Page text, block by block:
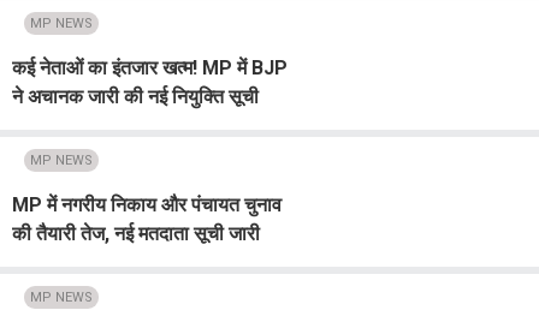
MP NEWS
कई नेताओं का इंतजार खत्म! MP में BJP
ने अचानक जारी की नई नियुक्ति सूची
MP NEWS
MP में नगरीय निकाय और पंचायत चुनाव
की तैयारी तेज, नई मतदाता सूची जारी
MP NEWS